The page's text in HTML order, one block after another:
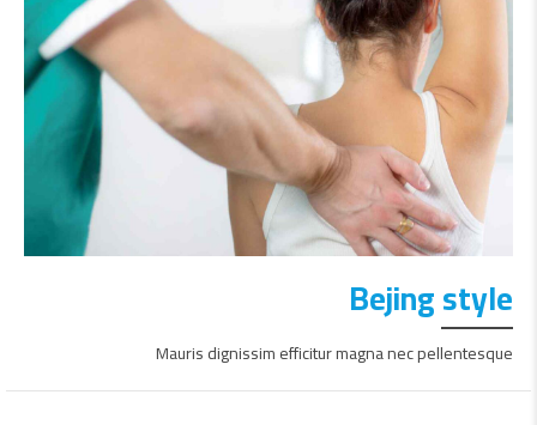
Bejing style
Mauris dignissim efficitur magna nec pellentesque